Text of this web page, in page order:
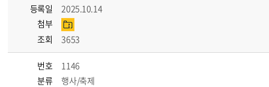
등록일
2025.10.14
첨부
조회
3653
번호
1146
분류
행사/축제